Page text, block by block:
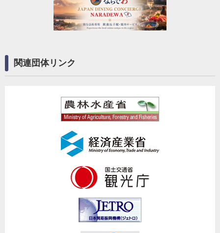
関連団体リンク